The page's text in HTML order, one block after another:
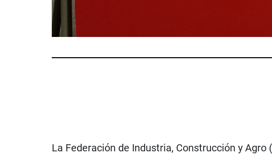
La Federación de Industria, Construcción y